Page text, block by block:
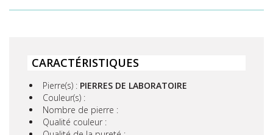
CARACTÉRISTIQUES
Pierre(s) : PIERRES DE LABORATOIRE
Couleur(s) :
Nombre de pierre :
Qualité couleur :